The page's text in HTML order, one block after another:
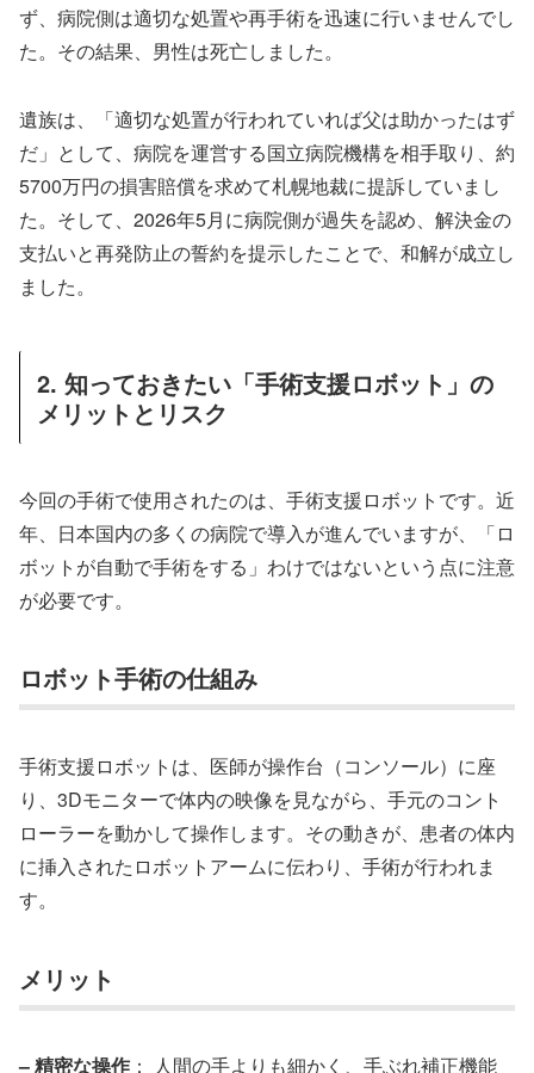
ず、病院側は適切な処置や再手術を迅速に行いませんでし
た。その結果、男性は死亡しました。
遺族は、「適切な処置が行われていれば父は助かったはず
だ」として、病院を運営する国立病院機構を相手取り、約
5700万円の損害賠償を求めて札幌地裁に提訴していまし
た。そして、2026年5月に病院側が過失を認め、解決金の
支払いと再発防止の誓約を提示したことで、和解が成立し
ました。
2. 知っておきたい「手術支援ロボット」の
メリットとリスク
今回の手術で使用されたのは、手術支援ロボットです。近
年、日本国内の多くの病院で導入が進んでいますが、「ロ
ボットが自動で手術をする」わけではないという点に注意
が必要です。
ロボット手術の仕組み
手術支援ロボットは、医師が操作台（コンソール）に座
り、3Dモニターで体内の映像を見ながら、手元のコント
ローラーを動かして操作します。その動きが、患者の体内
に挿入されたロボットアームに伝わり、手術が行われま
す。
メリット
– 精密な操作 ： 人間の手よりも細かく、手ぶれ補正機能